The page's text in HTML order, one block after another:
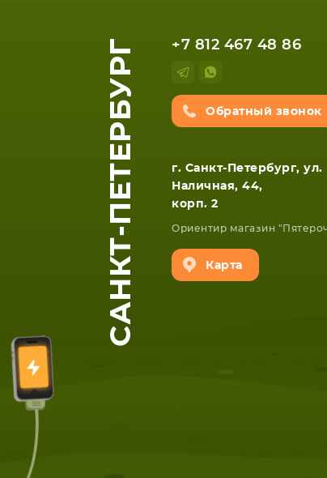
САНКТ-ПЕТЕРБУРГ +7 812 467 48 86
Обратный звонок
г. Санкт-Петербург, ул.
Наличная, 44,
корп. 2
Ориентир магазин
Карта